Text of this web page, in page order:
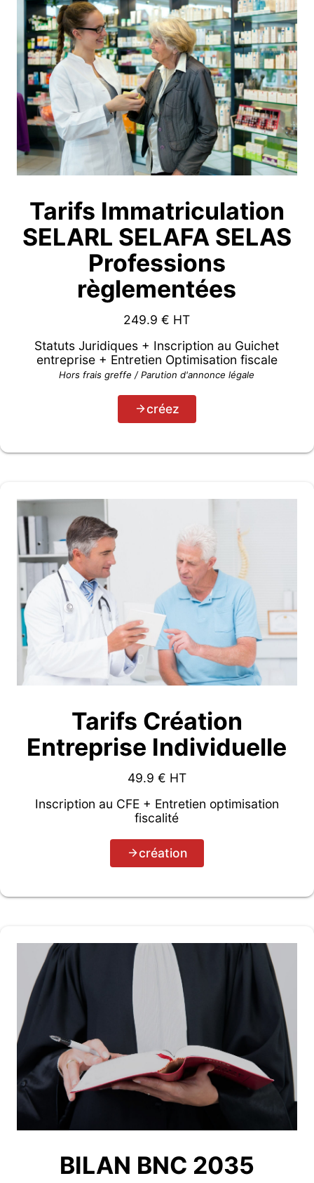
Tarifs Immatriculation
SELARL SELAFA SELAS
Professions
règlementées
249.9 € HT
Statuts Juridiques + Inscription au Guichet
entreprise + Entretien Optimisation fiscale
Hors frais greffe / Parution d'annonce légale
créez
Tarifs Création
Entreprise Individuelle
49.9 € HT
Inscription au CFE + Entretien optimisation
fiscalité
création
BILAN BNC 2035